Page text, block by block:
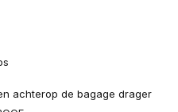
achterop de bagage drager